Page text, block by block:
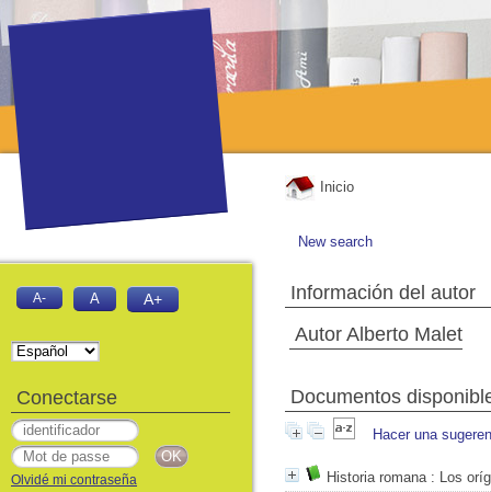
Inicio
New search
Información del autor
Autor Alberto Malet
Documentos
Hacer una
Historia romana: Los
A- A A+
Conectarse
Olvidé mi contraseña